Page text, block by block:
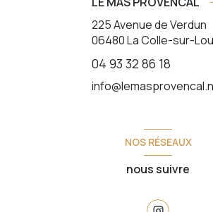
225 Avenue de Verdun
06480La Colle-sur-
04 93 32 86 18
NOS RÉSEAUX
nous suivre